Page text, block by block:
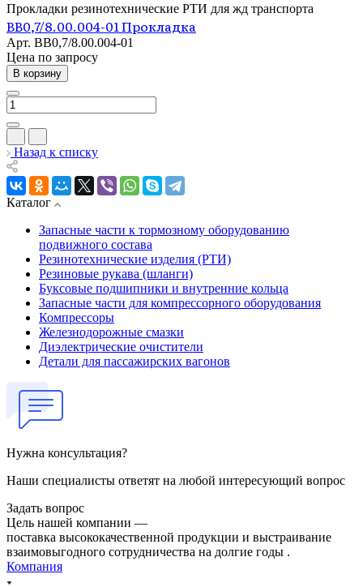
Прокладки резинотехнические РТИ для жд транспорта
ВВ0,7/8.00.004-01 Прокладка
Арт. ВВ0,7/8.00.004-01
Цена по запросу
В корзину
Назад к списку
Каталог
Запасные части к тормозному оборудованию
подвижного состава
Резинотехнические изделия (РТИ)
Резиновые рукава (шланги)
Буксовые подшипники и внутренние кольца
Запасные части для компрессорного оборудования
Компрессоры
Железнодорожные смазки
Диэлектрические очистители
Детали для пассажирских вагонов
Нужна консультация?
Наши специалисты ответят на любой интересующий вопрос
Задать вопрос
Цель нашей компании —
поставка высококачественной продукции и выстраивание
взаимовыгодного сотрудничества на долгие годы .
Компания